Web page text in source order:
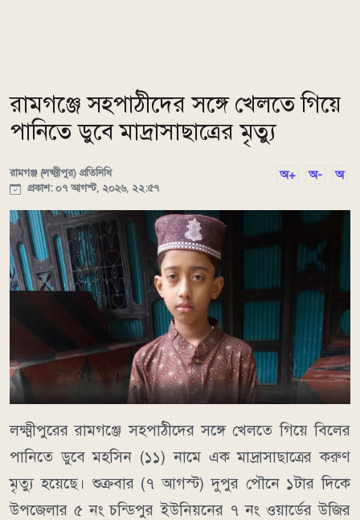
রামগঞ্জে সহপাঠীদের সঙ্গে খেলতে গিয়ে
পানিতে ডুবে মাদ্রাসাছাত্রের মৃত্যু
রামগঞ্জ (লক্ষ্মীপুর) প্রতিনিধি
প্রকাশ: ০৭ আগস্ট, ২০২৬, ২২:৫৭
অ+ অ- অ
লক্ষ্মীপুরের রামগঞ্জে সহপাঠীদের সঙ্গে খেলতে গিয়ে বিলের
পানিতে ডুবে মহসিন (১১) নামে এক মাদ্রাসাছাত্রের করুণ
মৃত্যু হয়েছে। শুক্রবার (৭ আগস্ট) দুপুর পৌনে ১টার দিকে
উপজেলার ৫ নং চন্ডিপুর ইউনিয়নের ৭ নং ওয়ার্ডের উজির